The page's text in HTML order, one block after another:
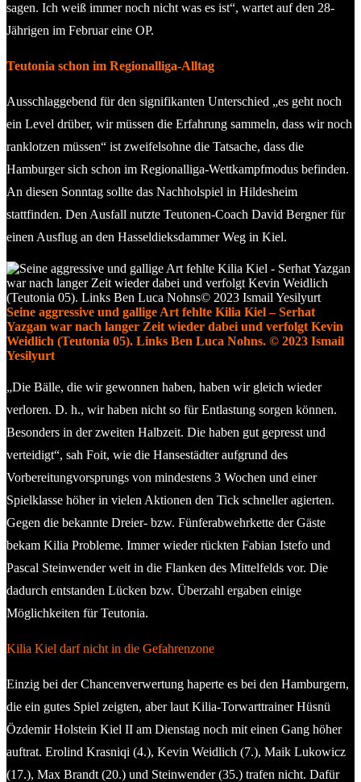
sagen. Ich weiß immer noch nicht was es ist“, wartet auf den 28-
Jährigen im Februar eine OP.
Teutonia schon im Regionalliga-Alltag
Ausschlaggebend für den signifikanten Unterschied „es geht noch
ein Level drüber, wir müssen die Erfahrung sammeln, dass wir noch
ranklotzen müssen“ ist zweifelsohne die Tatsache, dass die
Hamburger sich schon im Regionalliga-Wettkampfmodus befinden.
An diesen Sonntag sollte das Nachholspiel in Hildesheim
stattfinden. Den Ausfall nutzte Teutonen-Coach David Bergner für
einen Ausflug an den Hasseldieksdammer Weg in Kiel.
Seine aggressive und gallige Art fehlte Kilia Kiel – Serhat
Yazgan war nach langer Zeit wieder dabei und verfolgt Kevin
Weidlich (Teutonia 05). Links Ben Luca Nohns. © 2023 Ismail
Yesilyurt
„Die Bälle, die wir gewonnen haben, haben wir gleich wieder
verloren. D. h., wir haben nicht so für Entlastung sorgen können.
Besonders in der zweiten Halbzeit. Die haben gut gepresst und
verteidigt“, sah Foit, wie die Hansestädter aufgrund des
Vorbereitungvorsprungs von mindestens 3 Wochen und einer
Spielklasse höher in vielen Aktionen den Tick schneller agierten.
Gegen die bekannte Dreier- bzw. Fünferabwehrkette der Gäste
bekam Kilia Probleme. Immer wieder rückten Fabian Istefo und
Pascal Steinwender weit in die Flanken des Mittelfelds vor. Die
dadurch entstanden Lücken bzw. Überzahl ergaben einige
Möglichkeiten für Teutonia.
Kilia Kiel darf nicht in die Gefahrenzone
Einzig bei der Chancenverwertung haperte es bei den Hamburgern,
die ein gutes Spiel zeigten, aber laut Kilia-Torwarttrainer Hüsnü
Özdemir Holstein Kiel II am Dienstag noch mit einen Gang höher
auftrat. Erolind Krasniqi (4.), Kevin Weidlich (7.), Maik Lukowicz
(17.), Max Brandt (20.) und Steinwender (35.) trafen nicht. Dafür